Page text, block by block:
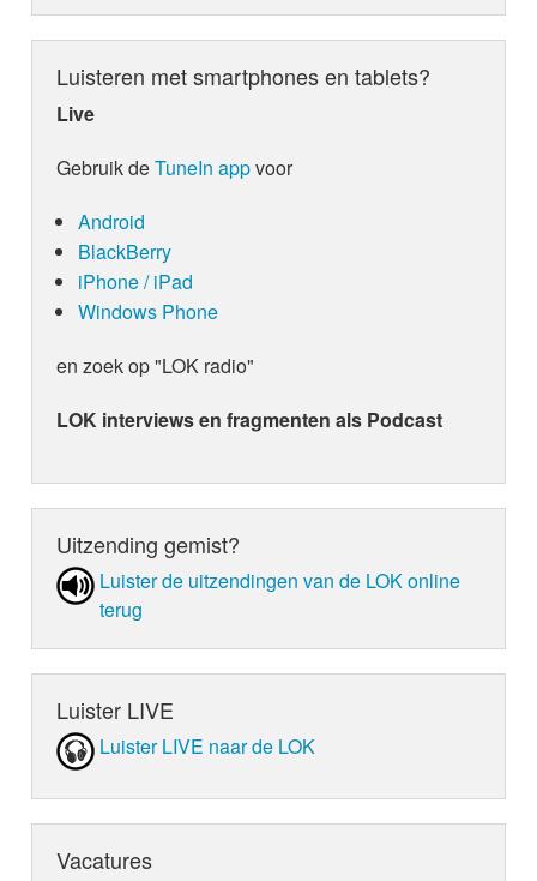
Luisteren met smartphones en tablets?
Live
Gebruik deTuneIn appvoor
Android
BlackBerry
iPhone / iPad
Windows Phone
en zoek op "LOK radio"
LOK interviews en fragmenten als Podcast
Uitzending gemist?
Luister de uit­zen­din­gen van de LOK online
terug
Luister LIVE
Luister LIVE naar de LOK
Vacatures